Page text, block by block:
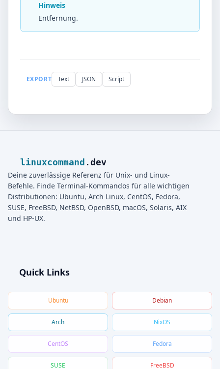
Hinweis
Entfernung.
EXPORT Text JSON Script
linuxcommand .dev
Deine zuverlässige Referenz für Unix- und Linux-
Befehle. Finde Terminal-Kommandos für alle wichtigen
Distributionen: Ubuntu, Arch Linux, CentOS, Fedora,
SUSE, FreeBSD, NetBSD, OpenBSD, macOS, Solaris, AIX
und HP-UX.
Quick Links
Ubuntu Debian
Arch NixOS
CentOS Fedora
SUSE FreeBSD